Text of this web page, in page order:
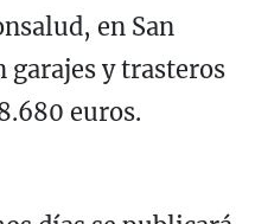
en San
garajes y trasteros
euros.